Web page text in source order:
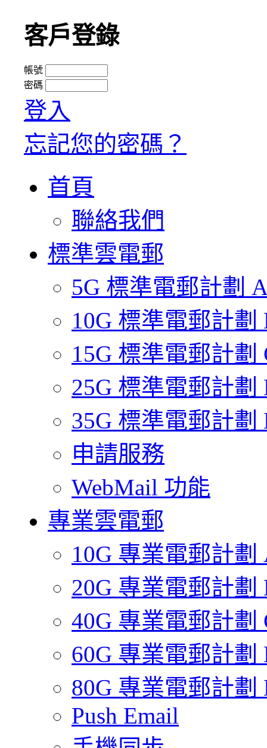
客戶登錄
帳號
密碼
登入
忘記您的密碼？
首頁
聯絡我們
標準雲電郵
5G 標準電郵計劃
10G 標準電郵計劃
15G 標準電郵計劃
25G 標準電郵計劃
35G 標準電郵計劃
申請服務
WebMail 功能
專業雲電郵
10G 專業電郵計劃
20G 專業電郵計劃
40G 專業電郵計劃
60G 專業電郵計劃
80G 專業電郵計劃
Push Email